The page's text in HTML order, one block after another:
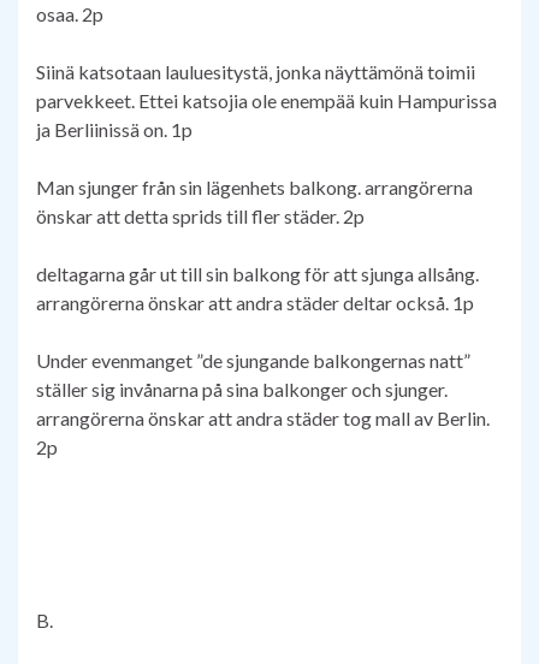
osaa. 2p
Siinä katsotaan lauluesitystä, jonka näyttämönä toimii
parvekkeet. Ettei katsojia ole enempää kuin Hampurissa
ja Berliinissä on. 1p
Man sjunger från sin lägenhets balkong. arrangörerna
önskar att detta sprids till fler städer. 2p
deltagarna går ut till sin balkong för att sjunga allsång.
arrangörerna önskar att andra städer deltar också. 1p
Under evenmanget ”de sjungande balkongernas natt”
ställer sig invånarna på sina balkonger och sjunger.
arrangörerna önskar att andra städer tog mall av Berlin.
2p
B.